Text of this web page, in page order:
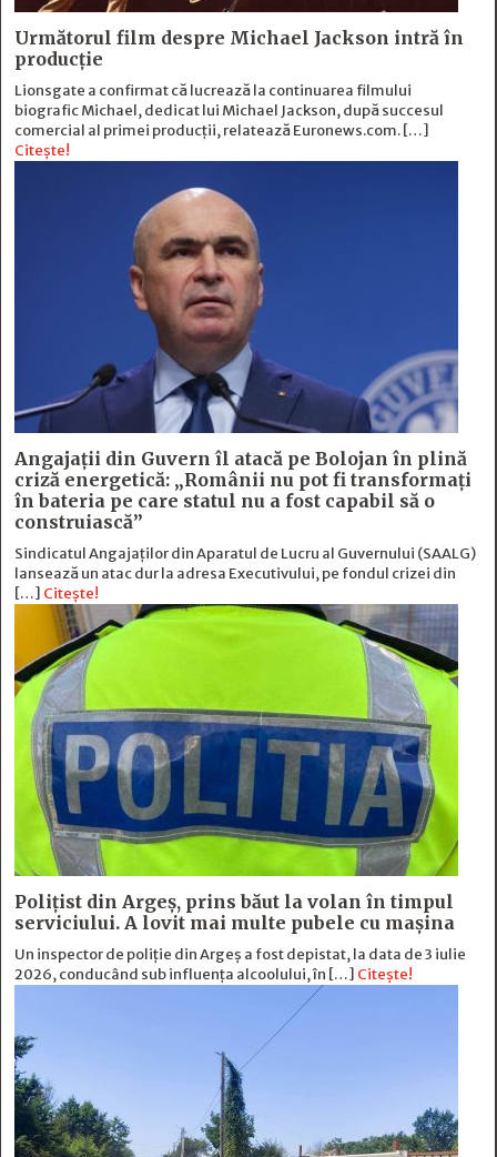
Următorul film despre Michael Jackson intră în
producție
Lionsgate a confirmat că lucrează la continuarea filmului
biografic Michael, dedicat lui Michael Jackson, după succesul
comercial al primei producții, relatează Euronews.com. […]
Citește!
Angajații din Guvern îl atacă pe Bolojan în plină
criză energetică: „Românii nu pot fi transformați
în bateria pe care statul nu a fost capabil să o
construiască”
Sindicatul Angajaților din Aparatul de Lucru al Guvernului (SAALG)
lansează un atac dur la adresa Executivului, pe fondul crizei din
[…] Citește!
Polițist din Argeș, prins băut la volan în timpul
serviciului. A lovit mai multe pubele cu mașina
Un inspector de poliție din Argeș a fost depistat, la data de 3 iulie
2026, conducând sub influența alcoolului, în […] Citește!